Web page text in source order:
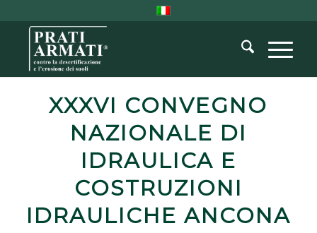
XXXVI CONVEGNO
NAZIONALE DI
IDRAULICA E
COSTRUZIONI
IDRAULICHE ANCONA